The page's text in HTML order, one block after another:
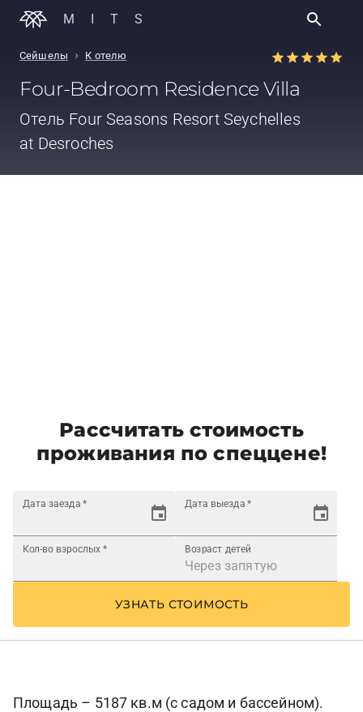
MITS
Сейшелы › К отелю
Four-Bedroom Residence Villa
Отель Four Seasons Resort Seychelles
at Desroches
Рассчитать стоимость
проживания по спеццене!
Дата заезда * Дата выезда *
Кол-во взрослых * Возраст детей
УЗНАТЬ СТОИМОСТЬ
Площадь – 5187 кв.м (с садом и бассейном).